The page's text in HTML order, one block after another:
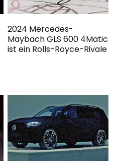
2024 Mercedes-
Maybach GLS 600 4Matic
ist ein Rolls-Royce-Rivale